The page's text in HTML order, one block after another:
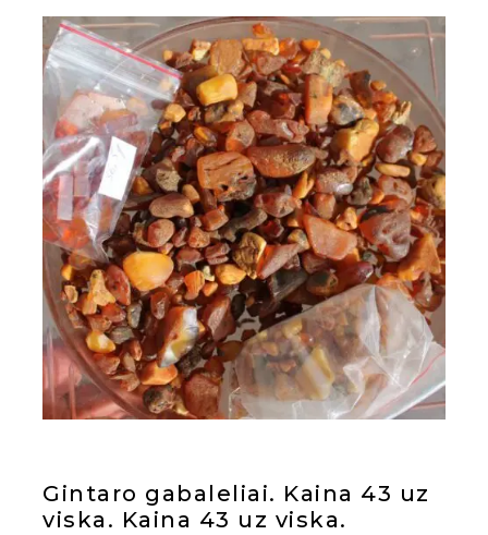
Gintaro gabaleliai. Kaina 43 uz
viska. Kaina 43 uz viska.